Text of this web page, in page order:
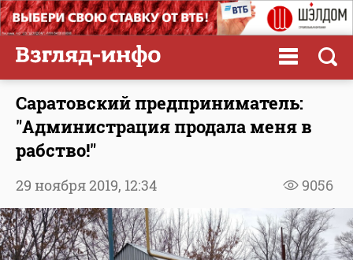
Саратовский предприниматель:
"Администрация продала меня в
рабство!"
9056
29 ноября 2019, 12:34